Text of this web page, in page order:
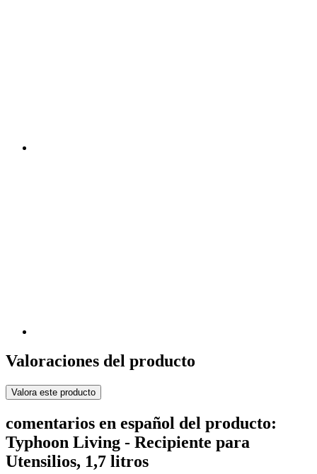
Valoraciones del producto
Valora este producto
comentarios en español del producto:
Typhoon Living - Recipiente para
Utensilios, 1,7 litros